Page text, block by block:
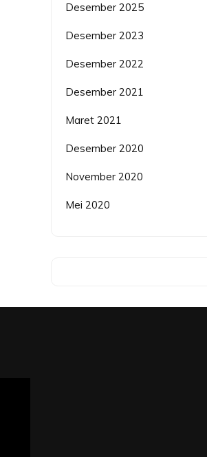
Desember 2025
Desember 2023
Desember 2022
Desember 2021
Maret 2021
Desember 2020
November 2020
Mei 2020